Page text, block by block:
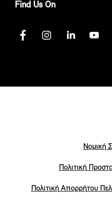
Find Us On
Νομική
Πολιτική
Πολιτική Απορρήτου